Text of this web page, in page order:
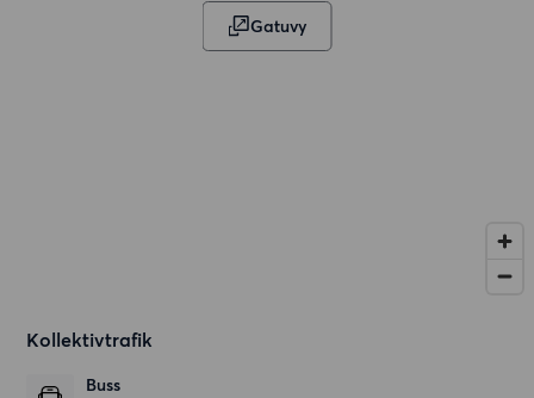
Gatuvy
Kollektivtrafik
Buss